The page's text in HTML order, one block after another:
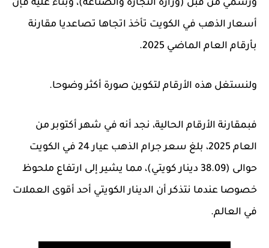
ورسمي من قبل (وزارة التجارة والصناعة)، وبناء عليه فإن
أسعار الذهب في الكويت تأخذ اتجاها تصاعديا مقارنة
بأرقام العام الماضي 2025.
ولنستغل هذه الأرقام لتكوين صورة أكثر وضوحا.
فبمقارنة الأرقام الحالية، نجد أنه في شهر أكتوبر من
العام 2025، بلغ سعر جرام الذهب عيار 24 في الكويت
حوالى (38.09 دينار كويتي)، مما يشير إلى ارتفاع ملحوظ
خصوصا عندما نتذكر أن الدينار الكويتي أحد أقوى العملات
في العالم.